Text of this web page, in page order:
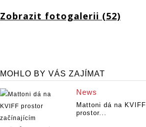
Zobrazit fotogalerii (52)
MOHLO BY VÁS ZAJÍMAT
News
Mattoni dá na KVIFF
prostor...